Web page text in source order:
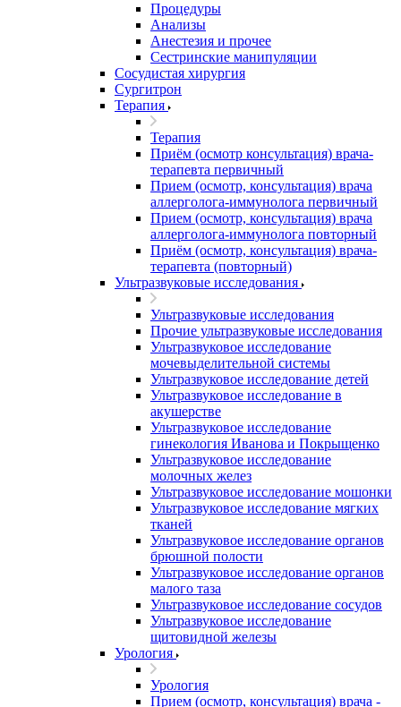
Процедуры
Анализы
Анестезия и прочее
Сестринские манипуляции
Сосудистая хирургия
Сургитрон
Терапия
Терапия
Приём (осмотр консультация) врача-
терапевта первичный
Прием (осмотр, консультация) врача
аллерголога-иммунолога первичный
Прием (осмотр, консультация) врача
аллерголога-иммунолога повторный
Приём (осмотр, консультация) врача-
терапевта (повторный)
Ультразвуковые исследования
Ультразвуковые исследования
Прочие ультразвуковые исследования
Ультразвуковое исследование
мочевыделительной системы
Ультразвуковое исследование детей
Ультразвуковое исследование в
акушерстве
Ультразвуковое исследование
гинекология Иванова и Покрыщенко
Ультразвуковое исследование
молочных желез
Ультразвуковое исследование мошонки
Ультразвуковое исследование мягких
тканей
Ультразвуковое исследование органов
брюшной полости
Ультразвуковое исследование органов
малого таза
Ультразвуковое исследование сосудов
Ультразвуковое исследование
щитовидной железы
Урология
Урология
Прием (осмотр, консультация) врача -